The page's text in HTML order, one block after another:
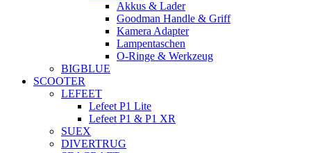
Akkus & Lader
Goodman Handle & Griff
Kamera Adapter
Lampentaschen
O-Ringe & Werkzeug
BIGBLUE
SCOOTER
LEFEET
Lefeet P1 Lite
Lefeet P1 & P1 XR
SUEX
DIVERTRUG